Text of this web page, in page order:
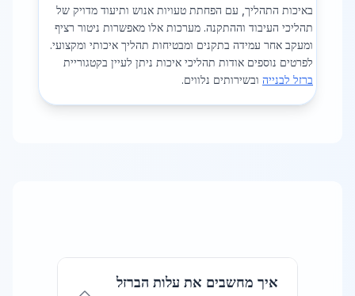
באיכות התהליך, עם הפחתת טעויות אנוש ותיעוד מדויק של
תהליכי העיבוד וההתקנה. מערכות אלו מאפשרות ניטור רציף
ומעקב אחר עמידה בתקנים ומבטיחות תהליך איכותי ומקצועי.
לפרטים נוספים אודות תהליכי איכות ניתן לעיין בקטגוריית
ברזל לבנייה ובשירותים נלווים.
איך מחשבים את עלות הברזל